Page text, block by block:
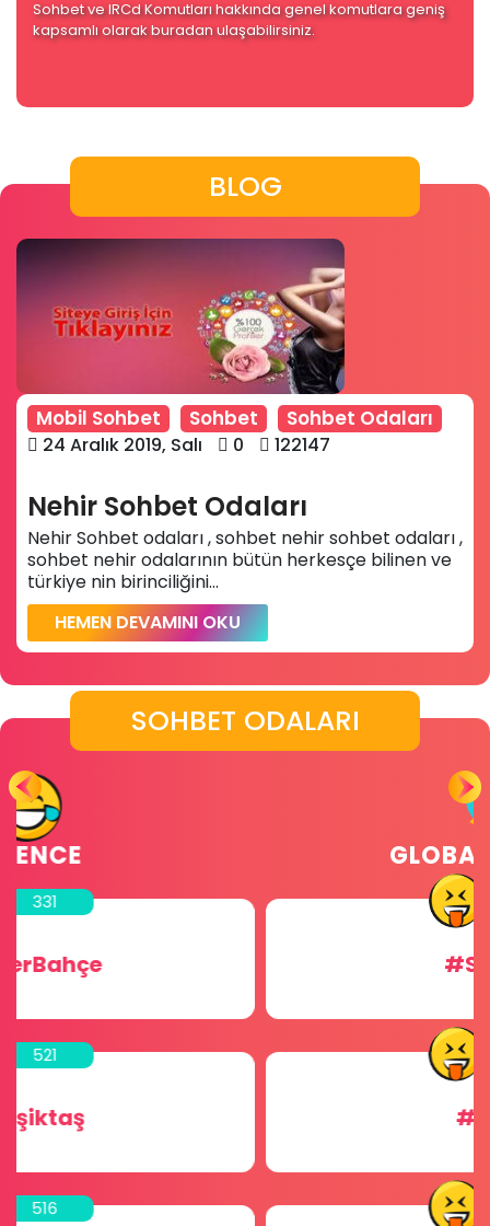
Sohbet ve IRCd Komutları hakkında genel komutlara geniş
kapsamlı olarak buradan ulaşabilirsiniz.
BLOG
Mobil Sohbet Sohbet Sohbet Odaları
24 Aralık 2019, Salı 0 122147
Nehir Sohbet Odaları
Nehir Sohbet odaları , sohbet nehir sohbet odaları ,
sohbet nehir odalarının bütün herkesçe bilinen ve
türkiye nin birinciliğini...
HEMEN DEVAMINI OKU
SOHBET ODALARI
456
256
256